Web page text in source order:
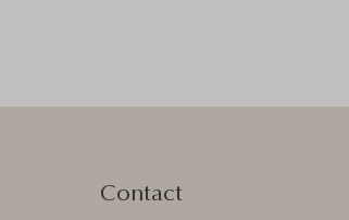
Contact